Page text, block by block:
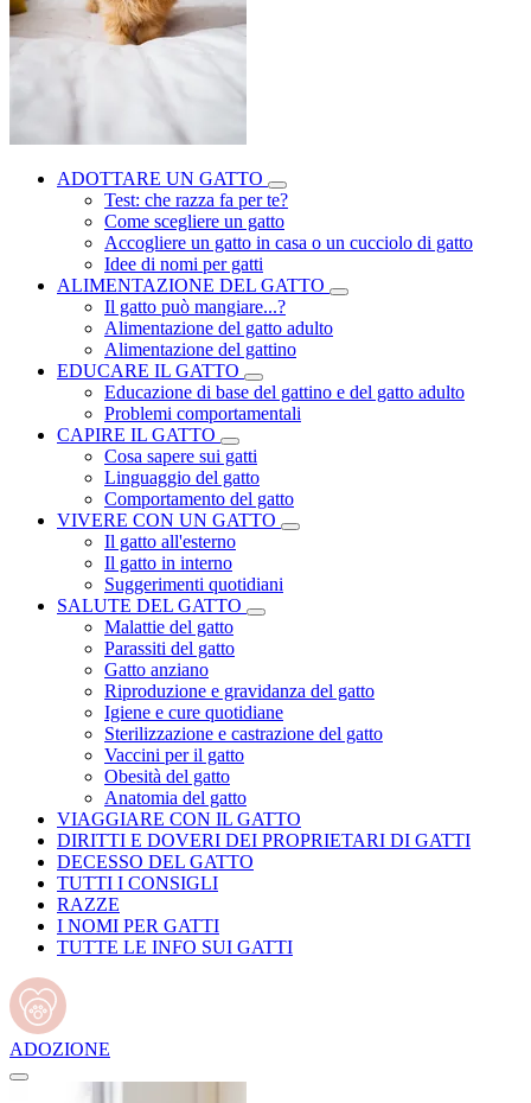
ADOTTARE UN GATTO
Test: che razza fa per te?
Come scegliere un gatto
Accogliere un gatto in casa o un cucciolo di gatto
Idee di nomi per gatti
ALIMENTAZIONE DEL GATTO
Il gatto può mangiare...?
Alimentazione del gatto adulto
Alimentazione del gattino
EDUCARE IL GATTO
Educazione di base del gattino e del gatto adulto
Problemi comportamentali
CAPIRE IL GATTO
Cosa sapere sui gatti
Linguaggio del gatto
Comportamento del gatto
VIVERE CON UN GATTO
Il gatto all'esterno
Il gatto in interno
Suggerimenti quotidiani
SALUTE DEL GATTO
Malattie del gatto
Parassiti del gatto
Gatto anziano
Riproduzione e gravidanza del gatto
Igiene e cure quotidiane
Sterilizzazione e castrazione del gatto
Vaccini per il gatto
Obesità del gatto
Anatomia del gatto
VIAGGIARE CON IL GATTO
DIRITTI E DOVERI DEI PROPRIETARI DI GATTI
DECESSO DEL GATTO
TUTTI I CONSIGLI
RAZZE
I NOMI PER GATTI
TUTTE LE INFO SUI GATTI
ADOZIONE